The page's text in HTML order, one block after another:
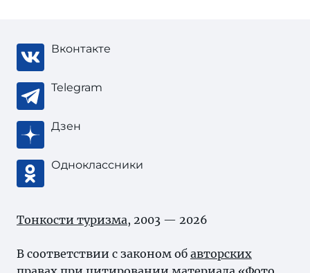
Вконтакте
Telegram
Дзен
Одноклассники
Тонкости туризма, 2003 — 2026
В соответствии с законом об авторских